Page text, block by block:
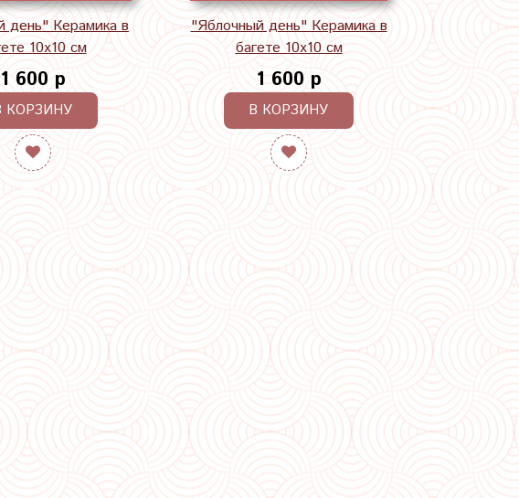
день" Керамика в
10х10 см
1 600 р
КОРЗИНУ
"Яблочный день" Керамика в
багете 10х10 см
1 600 р
В КОРЗИНУ